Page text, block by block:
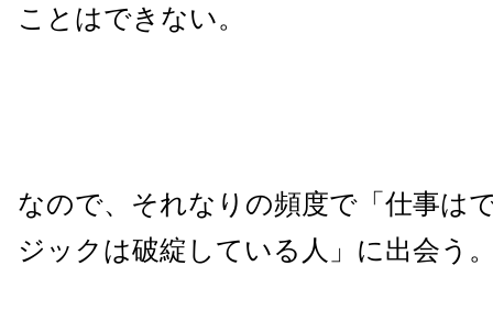
ことはできない。
なので、それなりの頻度で「仕事は
ジックは破綻している人」に出会う